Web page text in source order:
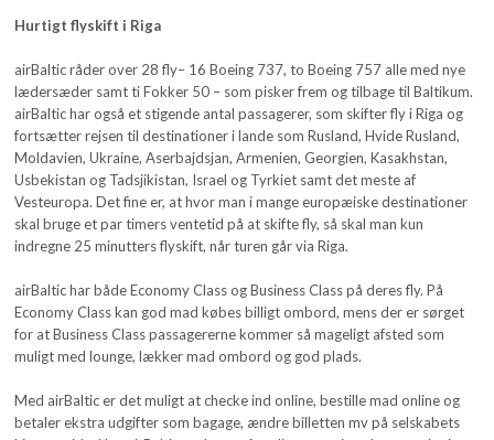
Hurtigt flyskift i Riga
airBaltic råder over 28 fly– 16 Boeing 737, to Boeing 757 alle med nye
lædersæder samt ti Fokker 50 – som pisker frem og tilbage til Baltikum.
airBaltic har også et stigende antal passagerer, som skifter fly i Riga og
fortsætter rejsen til destinationer i lande som Rusland, Hvide Rusland,
Moldavien, Ukraine, Aserbajdsjan, Armenien, Georgien, Kasakhstan,
Usbekistan og Tadsjikistan, Israel og Tyrkiet samt det meste af
Vesteuropa. Det fine er, at hvor man i mange europæiske destinationer
skal bruge et par timers ventetid på at skifte fly, så skal man kun
indregne 25 minutters flyskift, når turen går via Riga.
airBaltic har både Economy Class og Business Class på deres fly. På
Economy Class kan god mad købes billigt ombord, mens der er sørget
for at Business Class passagererne kommer så mageligt afsted som
muligt med lounge, lækker mad ombord og god plads.
Med airBaltic er det muligt at checke ind online, bestille mad online og
betaler ekstra udgifter som bagage, ændre billetten mv på selskabets